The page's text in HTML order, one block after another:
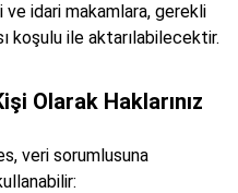
idari makamlara, gerekli
koşulu ile aktarılabilecektir.
Olarak Haklarınız
veri sorumlusuna